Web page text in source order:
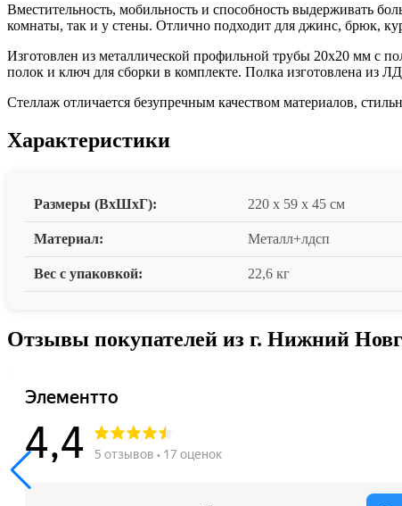
Вместительность, мобильность и способность выдерживать
комнаты, так и у стены. Отлично подходит для джинс, брюк,
Изготовлен из металлической профильной трубы 20х20 мм с
полок и ключ для сборки в комплекте. Полка изготовлена из
Стеллаж отличается безупречным качеством материалов,
Характеристики
Размеры (ВxШxГ): 220 x 59 x 45 см
Материал: Металл+лдсп
Вес с упаковкой: 22,6 кг
Отзывы покупателей из г. Нижний